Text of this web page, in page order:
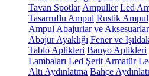
Tavan Spotlar Ampuller Led
Tasarruflu Ampul Rustik Ampul
Ampul Abajurlar ve
Abajur Ayaklığı Fener ve
Tablo Aplikleri Banyo Aplikleri
Lambaları Led Şerit Armatür
Altı Aydınlatma Bahçe